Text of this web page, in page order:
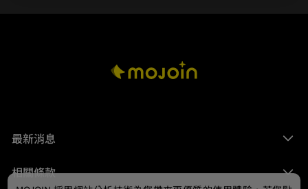
最新消息
相關條款